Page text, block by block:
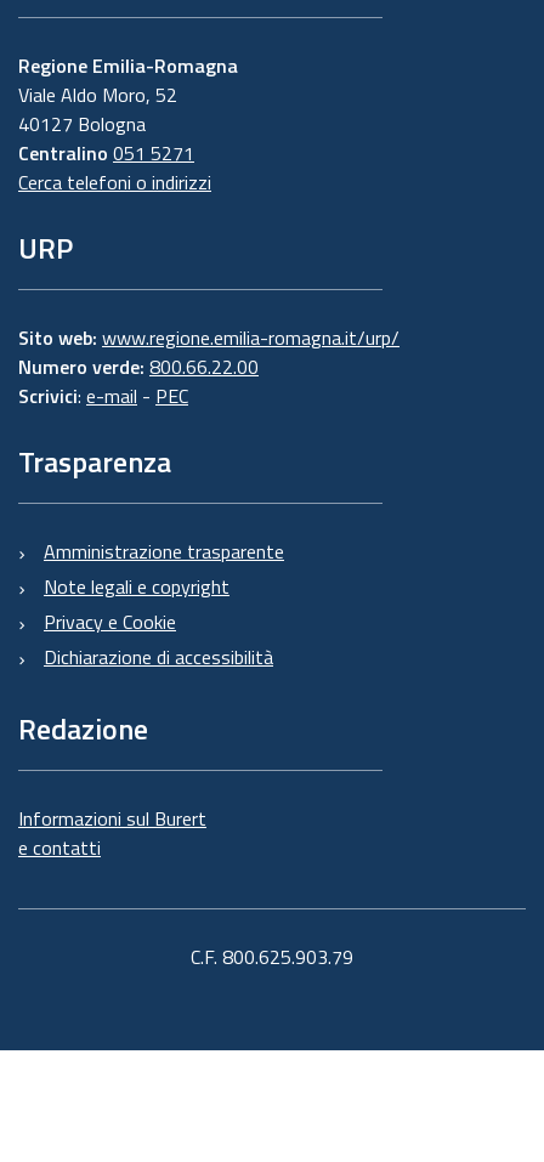
Regione Emilia-Romagna
Viale Aldo Moro, 52
40127 Bologna
Centralino 051 5271
Cerca telefoni o indirizzi
URP
Sito web: www.regione.emilia-romagna.it/urp/
Numero verde: 800.66.22.00
Scrivici: e-mail - PEC
Trasparenza
Amministrazione trasparente
Note legali e copyright
Privacy e Cookie
Dichiarazione di accessibilità
Redazione
Informazioni sul Burert
e contatti
C.F. 800.625.903.79